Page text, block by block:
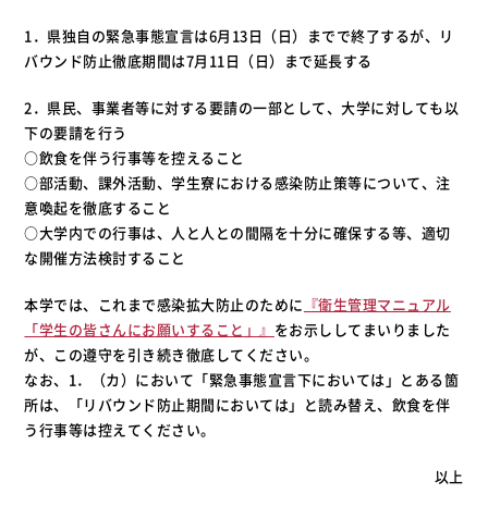
1．県独自の緊急事態宣言は6月13日（日）までで終了するが、リ
バウンド防止徹底期間は7月11日（日）まで延長する
2．県民、事業者等に対する要請の一部として、大学に対しても以
下の要請を行う
○飲食を伴う行事等を控えること
○部活動、課外活動、学生寮における感染防止策等について、注
意喚起を徹底すること
○大学内での行事は、人と人との間隔を十分に確保する等、適切
な開催方法検討すること
本学では、これまで感染拡大防止のために 『衛生管理マニュアル
「学生の皆さんにお願いすること」』 をお示ししてまいりました
が、この遵守を引き続き徹底してください。
なお、1．（カ）において「緊急事態宣言下においては」とある箇
所は、「リバウンド防止期間においては」と読み替え、飲食を伴
う行事等は控えてください。
以上